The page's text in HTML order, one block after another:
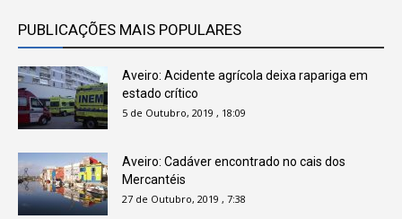
PUBLICAÇÕES MAIS POPULARES
Aveiro: Acidente agrícola deixa rapariga em
estado crítico
5 de Outubro, 2019 , 18:09
Aveiro: Cadáver encontrado no cais dos
Mercantéis
27 de Outubro, 2019 , 7:38